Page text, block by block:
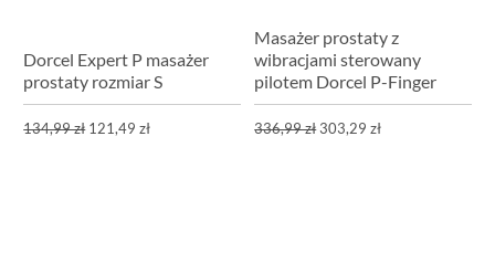
Dorcel Expert P masażer
prostaty rozmiar S
134,99 zł 121,49 zł
Masażer prostaty z
wibracjami sterowany
pilotem Dorcel P-Finger
336,99 zł303,29 zł